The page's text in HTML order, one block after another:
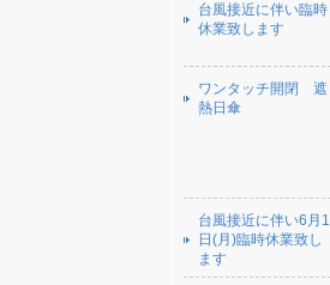
台風接近に伴い臨時
休業致します
ワンタッチ開閉 遮
熱日傘
台風接近に伴い6月1
日(月)臨時休業致し
ます